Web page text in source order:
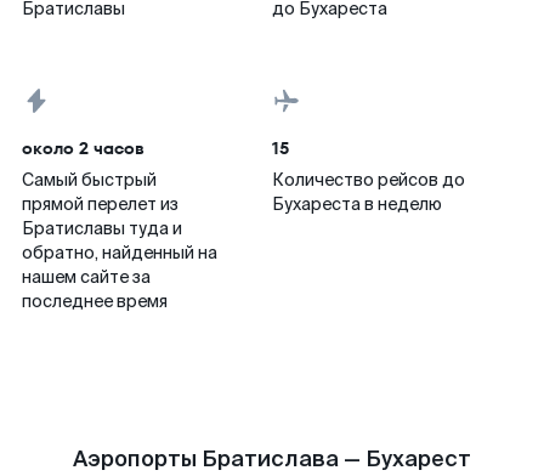
Братиславы
до Бухареста
около 2 часов
Самый быстрый
прямой перелет из
Братиславы туда и
обратно, найденный на
нашем сайте за
последнее время
15
Количество рейсов до
Бухареста в неделю
Аэропорты Братислава — Бухарест